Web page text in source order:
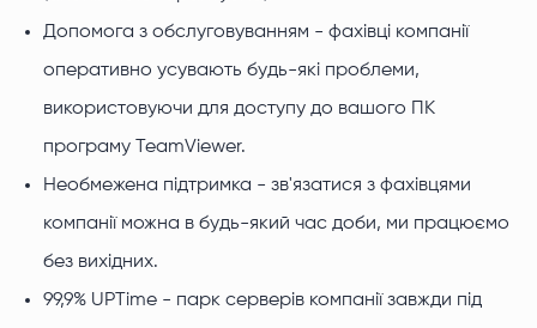
Допомога з обслуговуванням - фахівці компанії
оперативно усувають будь-які проблеми,
використовуючи для доступу до вашого ПК
програму TeamViewer.
Необмежена підтримка - зв'язатися з фахівцями
компанії можна в будь-який час доби, ми працюємо
без вихідних.
99,9% UPTime - парк серверів компанії завжди під